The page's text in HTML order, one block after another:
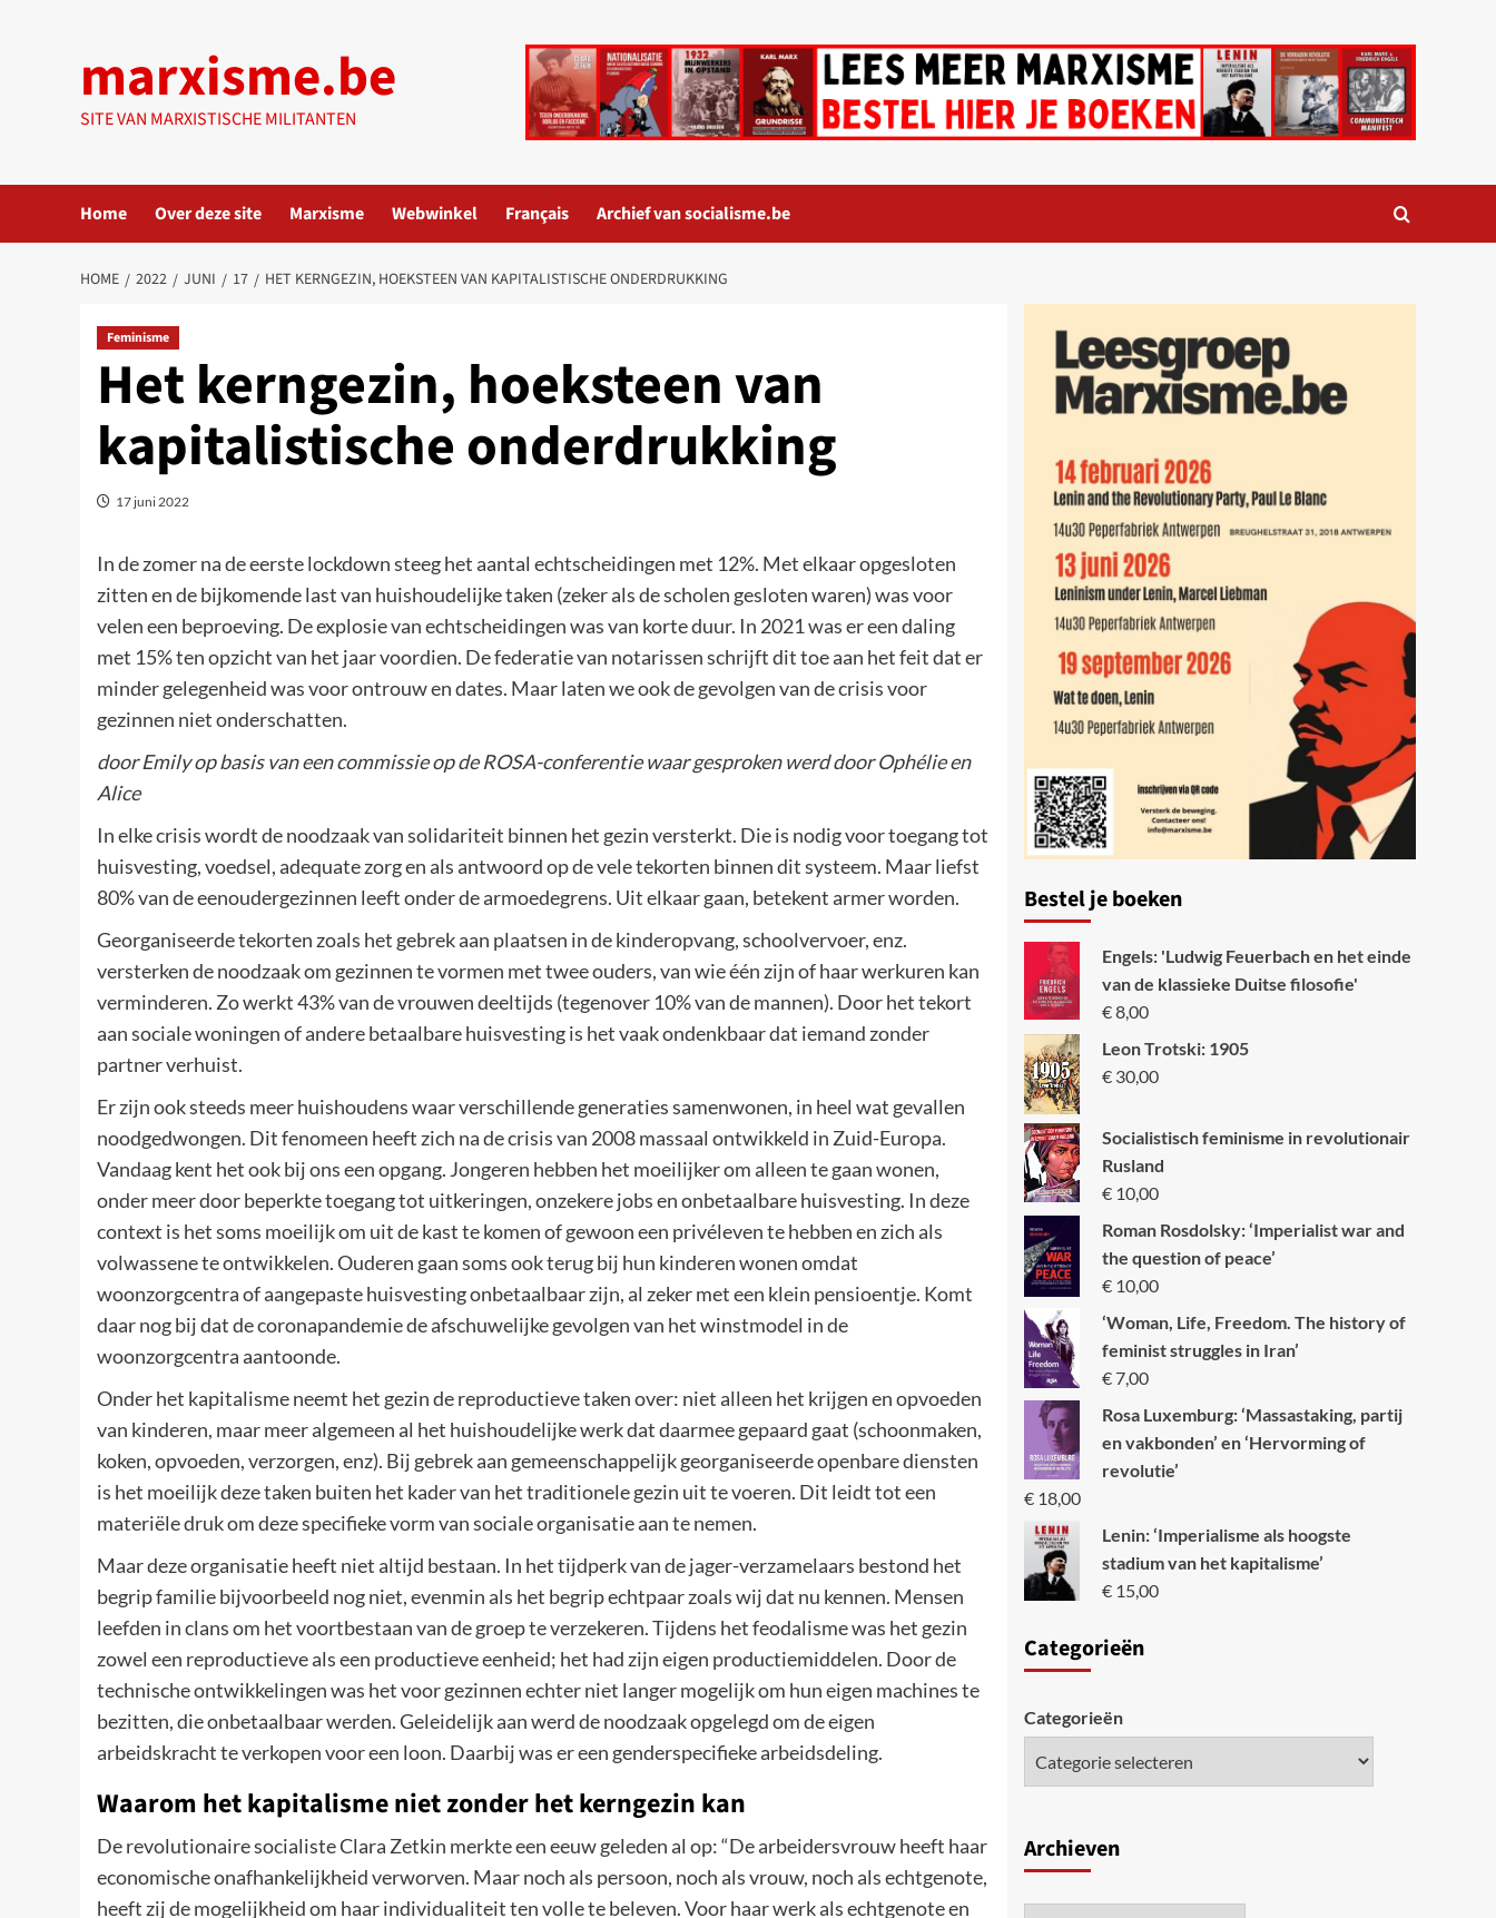
marxisme.be
SITE VAN MARXISTISCHE MILITANTEN
Home Over deze site Marxisme Webwinkel Français Archief van socialisme.be
HOME 2022 JUNI 17 HET KERNGEZIN, HOEKSTEEN VAN KAPITALISTISCHE ONDERDRUKKING
Feminisme
Het kerngezin, hoeksteen van
kapitalistische onderdrukking
17 juni 2022
In de zomer na de eerste lockdown steeg het aantal echtscheidingen met 12%. Met elkaar opgesloten
zitten en de bijkomende last van huishoudelijke taken (zeker als de scholen gesloten waren) was voor
velen een beproeving. De explosie van echtscheidingen was van korte duur. In 2021 was er een daling
met 15% ten opzicht van het jaar voordien. De federatie van notarissen schrijft dit toe aan het feit dat er
minder gelegenheid was voor ontrouw en dates. Maar laten we ook de gevolgen van de crisis voor
gezinnen niet onderschatten.
door Emily op basis van een commissie op de ROSA-conferentie waar gesproken werd door Ophélie en
Alice
In elke crisis wordt de noodzaak van solidariteit binnen het gezin versterkt. Die is nodig voor toegang tot
huisvesting, voedsel, adequate zorg en als antwoord op de vele tekorten binnen dit systeem. Maar liefst
80% van de eenoudergezinnen leeft onder de armoedegrens. Uit elkaar gaan, betekent armer worden.
Georganiseerde tekorten zoals het gebrek aan plaatsen in de kinderopvang, schoolvervoer, enz.
versterken de noodzaak om gezinnen te vormen met twee ouders, van wie één zijn of haar werkuren kan
verminderen. Zo werkt 43% van de vrouwen deeltijds (tegenover 10% van de mannen). Door het tekort
aan sociale woningen of andere betaalbare huisvesting is het vaak ondenkbaar dat iemand zonder
partner verhuist.
Er zijn ook steeds meer huishoudens waar verschillende generaties samenwonen, in heel wat gevallen
noodgedwongen. Dit fenomeen heeft zich na de crisis van 2008 massaal ontwikkeld in Zuid-Europa.
Vandaag kent het ook bij ons een opgang. Jongeren hebben het moeilijker om alleen te gaan wonen,
onder meer door beperkte toegang tot uitkeringen, onzekere jobs en onbetaalbare huisvesting. In deze
context is het soms moeilijk om uit de kast te komen of gewoon een privéleven te hebben en zich als
volwassene te ontwikkelen. Ouderen gaan soms ook terug bij hun kinderen wonen omdat
woonzorgcentra of aangepaste huisvesting onbetaalbaar zijn, al zeker met een klein pensioentje. Komt
daar nog bij dat de coronapandemie de afschuwelijke gevolgen van het winstmodel in de
woonzorgcentra aantoonde.
Onder het kapitalisme neemt het gezin de reproductieve taken over: niet alleen het krijgen en opvoeden
van kinderen, maar meer algemeen al het huishoudelijke werk dat daarmee gepaard gaat (schoonmaken,
koken, opvoeden, verzorgen, enz). Bij gebrek aan gemeenschappelijk georganiseerde openbare diensten
is het moeilijk deze taken buiten het kader van het traditionele gezin uit te voeren. Dit leidt tot een
materiële druk om deze specifieke vorm van sociale organisatie aan te nemen.
Maar deze organisatie heeft niet altijd bestaan. In het tijdperk van de jager-verzamelaars bestond het
begrip familie bijvoorbeeld nog niet, evenmin als het begrip echtpaar zoals wij dat nu kennen. Mensen
leefden in clans om het voortbestaan van de groep te verzekeren. Tijdens het feodalisme was het gezin
zowel een reproductieve als een productieve eenheid; het had zijn eigen productiemiddelen. Door de
technische ontwikkelingen was het voor gezinnen echter niet langer mogelijk om hun eigen machines te
bezitten, die onbetaalbaar werden. Geleidelijk aan werd de noodzaak opgelegd om de eigen
arbeidskracht te verkopen voor een loon. Daarbij was er een genderspecifieke arbeidsdeling.
Waarom het kapitalisme niet zonder het kerngezin kan
De revolutionaire socialiste Clara Zetkin merkte een eeuw geleden al op: “De arbeidersvrouw heeft haar
economische onafhankelijkheid verworven. Maar noch als persoon, noch als vrouw, noch als echtgenote,
heeft zij de mogelijkheid om haar individualiteit ten volle te beleven. Voor haar werk als echtgenote en
Bestel je boeken
Engels: 'Ludwig Feuerbach en het einde
van de klassieke Duitse filosofie'
€8,00
Leon Trotski: 1905
€30,00
Socialistisch feminisme in revolutionair
Rusland
€10,00
Roman Rosdolsky: ‘Imperialist war and
the question of peace’
€10,00
‘Woman, Life, Freedom. The history of
feminist struggles in Iran’
€7,00
Rosa Luxemburg: ‘Massastaking, partij
en vakbonden’ en ‘Hervorming of
revolutie’
€18,00
Lenin: ‘Imperialisme als hoogste
stadium van het kapitalisme’
€15,00
Categorieën
Categorieën
Archieven